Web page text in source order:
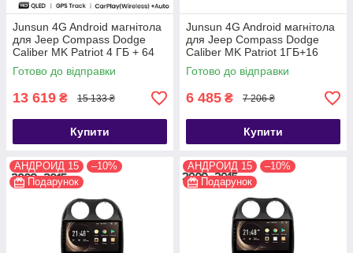
Junsun 4G Android магнітола
для Jeep Compass Dodge
Caliber MK Patriot 4 ГБ + 64
4G 2006-10 тип В
Готово до відправки
13 619 ₴ 15 133 ₴
Купити
Junsun 4G Android магнітола
для Jeep Compass Dodge
Caliber MK Patriot 1ГБ+16
2009-15
Готово до відправки
6 485 ₴ 7 206 ₴
Купити
АНДРОИД 15
–10%
Подарунок
АНДРОИД 15
–10%
Подарунок